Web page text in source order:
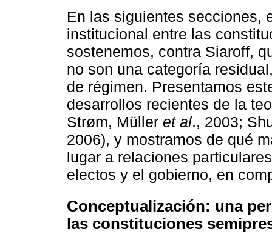
En las siguientes secciones,
institucional entre las
sostenemos, contra Siaroff,
no son una categoría
de régimen. Presentamos
desarrollos recientes de la
Strøm, Müller et al., 2003;
2006), y mostramos de qué
lugar a relaciones
electos y el gobierno, en
Conceptualización: una
las constituciones